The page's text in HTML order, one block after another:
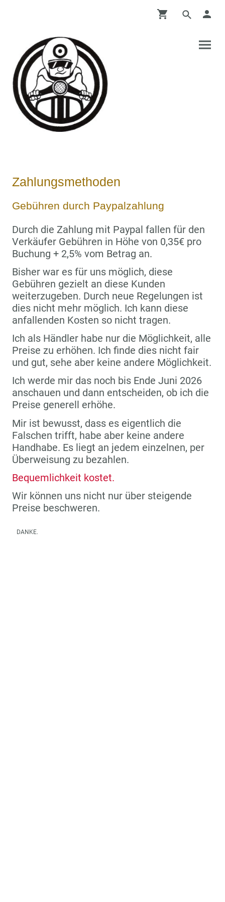
Zahlungsmethoden
Gebühren durch Paypalzahlung
Durch die Zahlung mit Paypal fallen für den
Verkäufer Gebühren in Höhe von 0,35€ pro
Buchung + 2,5% vom Betrag an.
Bisher war es für uns möglich, diese
Gebühren gezielt an diese Kunden
weiterzugeben. Durch neue Regelungen ist
dies nicht mehr möglich. Ich kann diese
anfallenden Kosten so nicht tragen.
Ich als Händler habe nur die Möglichkeit, alle
Preise zu erhöhen. Ich finde dies nicht fair
und gut, sehe aber keine andere Möglichkeit.
Ich werde mir das noch bis Ende Juni 2026
anschauen und dann entscheiden, ob ich die
Preise generell erhöhe.
Mir ist bewusst, dass es eigentlich die
Falschen trifft, habe aber keine andere
Handhabe. Es liegt an jedem einzelnen, per
Überweisung zu bezahlen.
Bequemlichkeit kostet.
Wir können uns nicht nur über steigende
Preise beschweren.
DANKE.